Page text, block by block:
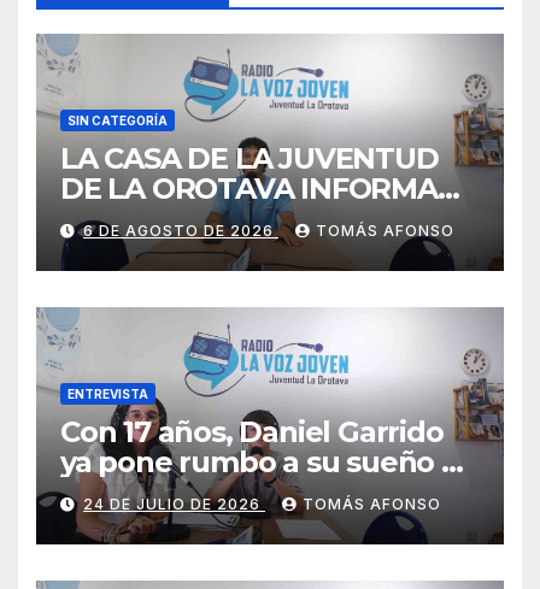
SIN CATEGORÍA
LA CASA DE LA JUVENTUD
DE LA OROTAVA INFORMA
AGOSTO 2026
6 DE AGOSTO DE 2026 TOMÁS AFONSO
ENTREVISTA
Con 17 años, Daniel Garrido
ya pone rumbo a su sueño de
ser piloto.
24 DE JULIO DE 2026 TOMÁS AFONSO